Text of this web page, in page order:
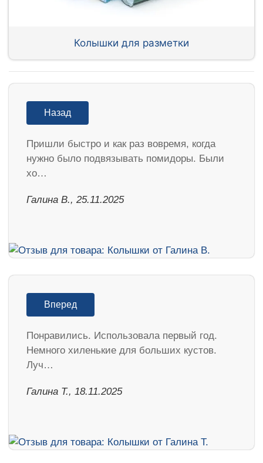
Колышки для разметки
Назад
Пришли быстро и как раз вовремя, когда
нужно было подвязывать помидоры. Были
хо…
Галина В., 25.11.2025
Вперед
Понравились. Использовала первый год.
Немного хиленькие для больших кустов.
Луч…
Галина Т., 18.11.2025